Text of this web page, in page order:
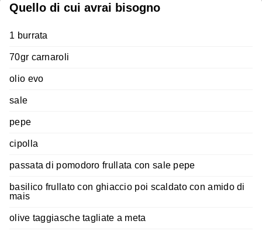
Quello di cui avrai bisogno
1 burrata
70gr carnaroli
olio evo
sale
pepe
cipolla
passata di pomodoro frullata con sale pepe
basilico frullato con ghiaccio poi scaldato con amido di
mais
olive taggiasche tagliate a meta